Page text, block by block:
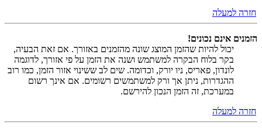
חזרה למעלה
הזמנים אינם נכונים!
יכול להיות שהזמן המוצג שונה מהזמנים באזורך. אם זאת הבעיה,
בקר בלוח הבקרה למשתמש ושנה את הזמן על פי אזורך, לדוגמה
לונדון, פאריס, ניו יורק, וכדומה. שים לב ששינוי אזור הזמן, כמו רוב
ההגדרות, ניתן אך ורק למשתמשים רשומים. אם אינך רשום
במערכת, זה הזמן הנכון להירשם.
חזרה למעלה